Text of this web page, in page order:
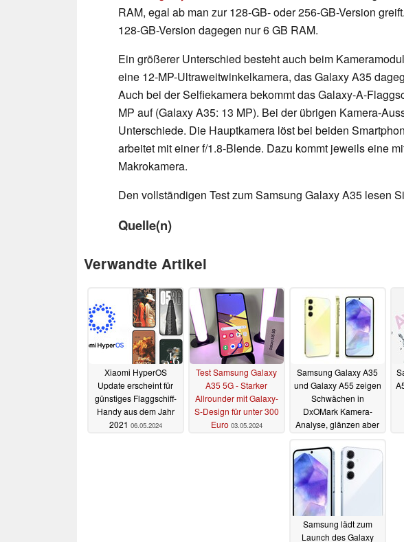
RAM, egal ab man zur 128-GB- oder 256-GB-Version
128-GB-Version dagegen nur 6 GB RAM.
Ein größerer Unterschied besteht auch beim
eine 12-MP-Ultraweitwinkelkamera, das Galaxy A35
Auch bei der Selfiekamera bekommt das Galaxy-A-
MP auf (Galaxy A35: 13 MP). Bei der übrigen Kamera-
Unterschiede. Die Hauptkamera löst bei beiden
arbeitet mit einer f/1.8-Blende. Dazu kommt jeweils eine
Makrokamera.
Den vollständigen Test zum Samsung Galaxy A35 lesen
Quelle(n)
Verwandte Artikel
Xiaomi HyperOS
Update erscheint für
günstiges Flaggschiff-
Handy aus dem Jahr
2021 06.05.2024
Test Samsung Galaxy
A35 5G - Starker
Allrounder mit Galaxy-
S-Design für unter 300
Euro 03.05.2024
Samsung Galaxy A35
und Galaxy A55 zeigen
Schwächen in
DxOMark Kamera-
Analyse, glänzen aber
18.03.2024
Samsung lädt zum
Launch des Galaxy